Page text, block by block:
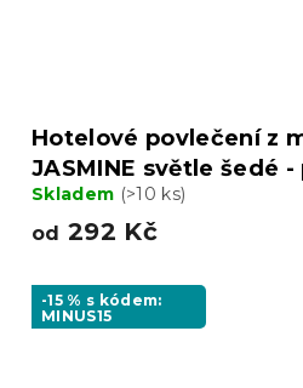
Hotelové povlečení z
JASMINE světle šedé
Skladem (>10 ks)
od 292 Kč
-15 % s kódem:
MINUS15